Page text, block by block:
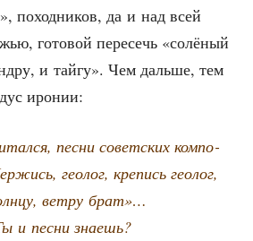
поход­ни­ков, да и над всей
гото­вой пере­сечь «солё­ный
и тай­гу». Чем даль­ше, тем
иронии:
пес­ни совет­ских ком­по­
гео­лог, кре­пись гео­лог,
вет­ру брат»…
и пес­ни знаешь?